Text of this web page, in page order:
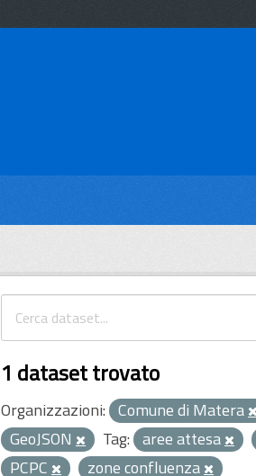
1 dataset trovato
Organizzazioni: Comune di Matera
GeoJSON
Tag: aree attesa
PCPC
zone confluenza